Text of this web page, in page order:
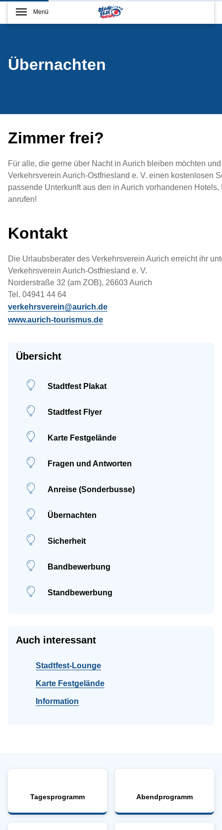
Menü
Übernachten
Zimmer frei?
Für alle, die gerne über Nacht in Aurich bleiben möchten
Verkehrsverein Aurich-Ostfriesland e. V. einen kostenlosen
passende Unterkunft aus den in Aurich vorhandenen
anrufen!
Kontakt
Die Urlaubsberater des Verkehrsverein Aurich erreicht ihr
Verkehrsverein Aurich-Ostfriesland e. V.
Norderstraße 32 (am ZOB), 26603 Aurich
Tel. 04941 44 64
verkehrsverein@aurich.de
www.aurich-tourismus.de
Übersicht
Stadtfest Plakat
Stadtfest Flyer
Karte Festgelände
Fragen und Antworten
Anreise (Sonderbusse)
Übernachten
Sicherheit
Bandbewerbung
Standbewerbung
Auch interessant
Stadtfest-Lounge
Karte Festgelände
Information
Tagesprogramm Abendprogramm